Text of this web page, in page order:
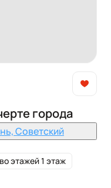
города
Советский
этажей 1 этаж